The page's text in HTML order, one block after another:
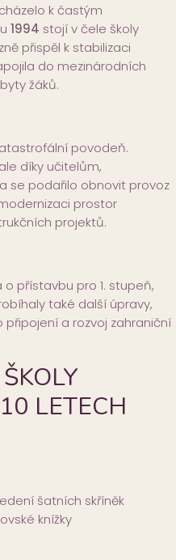
k častým
1994 stojí v čele školy
přispěl k stabilizaci
do mezinárodních
žáků.
povodeň.
díky učitelům,
se podařilo obnovit provoz
prostor
projektů.
o přístavbu pro 1. stupeň,
také další úpravy,
a rozvoj zahraniční
LETECH
šatních skříněk
knížky